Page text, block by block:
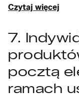
Czytaj więcej
7.
pocztą
ramach